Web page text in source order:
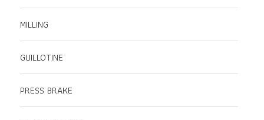
MILLING
GUILLOTINE
PRESS BRAKE